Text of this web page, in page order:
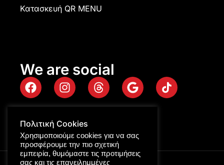
Κατασκευή QR MENU
We are social
Πολιτική Cookies
Χρησιμοποιούμε cookies για να σας
προσφέρουμε την πιο σχετική
εμπειρία, θυμόμαστε τις προτιμήσεις
σας και τις επανειλημμένες